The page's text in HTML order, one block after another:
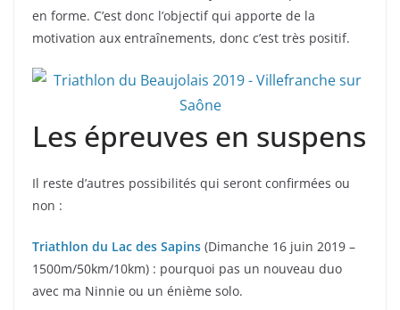
en forme. C’est donc l’objectif qui apporte de la
motivation aux entraînements, donc c’est très positif.
Les épreuves en suspens
Il reste d’autres possibilités qui seront confirmées ou
non :
Triathlon du Lac des Sapins (Dimanche 16 juin 2019 –
1500m/50km/10km) : pourquoi pas un nouveau duo
avec ma Ninnie ou un énième solo.